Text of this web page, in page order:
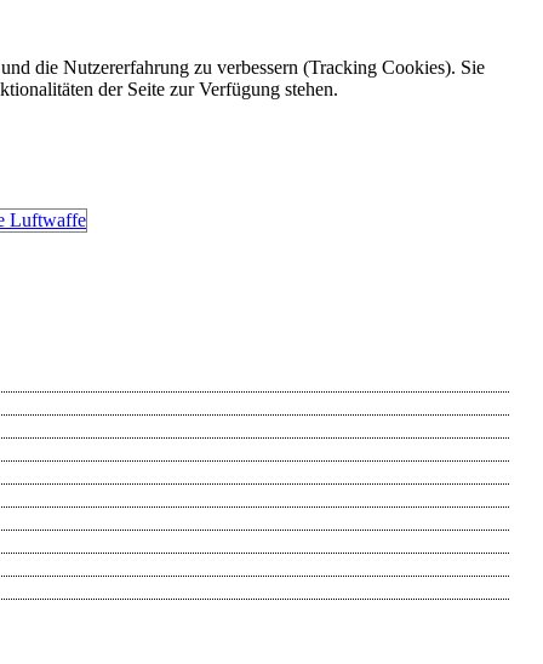
die Nutzererfahrung zu verbessern (Tracking Cookies). Sie
der Seite zur Verfügung stehen.